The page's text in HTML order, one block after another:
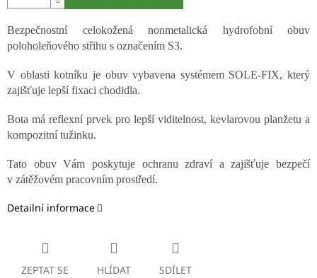
Bezpečnostní celokožená nonmetalická hydrofobní obuv
poloholeňového střihu s označením S3.
V oblasti kotníku je obuv vybavena systémem SOLE-FIX, který
zajišťuje lepší fixaci chodidla.
Bota má reflexní prvek pro lepší viditelnost, kevlarovou planžetu a
kompozitní tužinku.
Tato obuv Vám poskytuje ochranu zdraví a zajišťuje bezpečí
v zátěžovém pracovním prostředí.
Detailní informace
ZEPTAT SE HLÍDAT SDÍLET